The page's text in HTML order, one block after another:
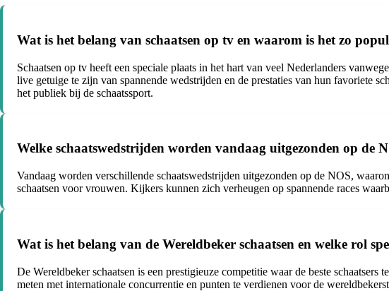
Wat is het belang van schaatsen op tv en waarom is het zo
Schaatsen op tv heeft een speciale plaats in het hart van veel Nederlanders
live getuige te zijn van spannende wedstrijden en de prestaties van hun favoriete
het publiek bij de schaatssport.
Welke schaatswedstrijden worden vandaag uitgezonden op de
Vandaag worden verschillende schaatswedstrijden uitgezonden op de NOS,
schaatsen voor vrouwen. Kijkers kunnen zich verheugen op spannende races
Wat is het belang van de Wereldbeker schaatsen en welke rol
De Wereldbeker schaatsen is een prestigieuze competitie waar de beste
meten met internationale concurrentie en punten te verdienen voor de